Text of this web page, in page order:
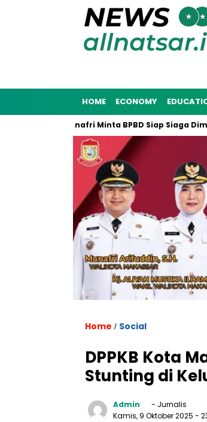
HOME ECONOMY
2025, Munafri Minta BPBD Siap Siaga
Home / Social
DPPKB Kota
Stunting di
Admin
- Jurnalis
Kamis, 9 Oktober 2025 -